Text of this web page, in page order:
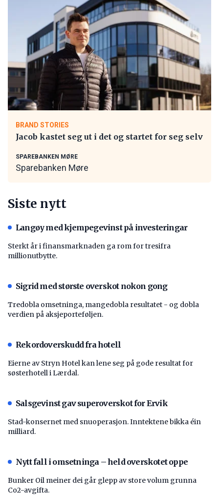
BRAND STORIES
Jacob kastet seg ut i det og startet for seg selv
SPAREBANKEN MØRE
Sparebanken Møre
Siste nytt
Langøy med kjempegevinst på investeringar
Sterkt år i finansmarknaden ga rom for tresifra
millionutbytte.
Sigrid med største overskot nokon gong
Tredobla omsetninga, mangedobla resultatet - og dobla
verdien på aksjeporteføljen.
Rekordoverskudd fra hotell
Eierne av Stryn Hotel kan lene seg på gode resultat for
søsterhotell i Lærdal.
Salsgevinst gav superoverskot for Ervik
Stad-konsernet med snuoperasjon. Inntektene bikka éin
milliard.
Nytt fall i omsetninga – held overskotet oppe
Bunker Oil meiner dei går glepp av store volum grunna
Co2-avgifta.